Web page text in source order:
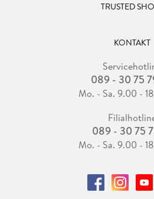
TRUSTED
KONTAKT
089 - 30 75
Mo. - Sa. 9.00 -
089 - 30 75
Mo. - Sa. 9.00 -